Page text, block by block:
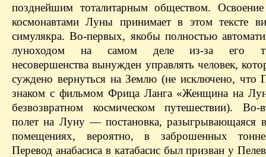
позднейшим тоталитарным обществом. Освоение
космонавтами Луны принимает в этом тексте
симулякра. Во-первых, якобы полностью
луноходом на самом деле из-за его
несовершенства вынужден управлять человек,
суждено вернуться на Землю (не исключено, что
знаком с фильмом Фрица Ланга «Женщина на
безвозвратном космическом путешествии). Во-
полет на Луну — постановка, разыгрывающаяся
помещениях, вероятно, в заброшенных
Перевод анабасиса в катабасис был призван у